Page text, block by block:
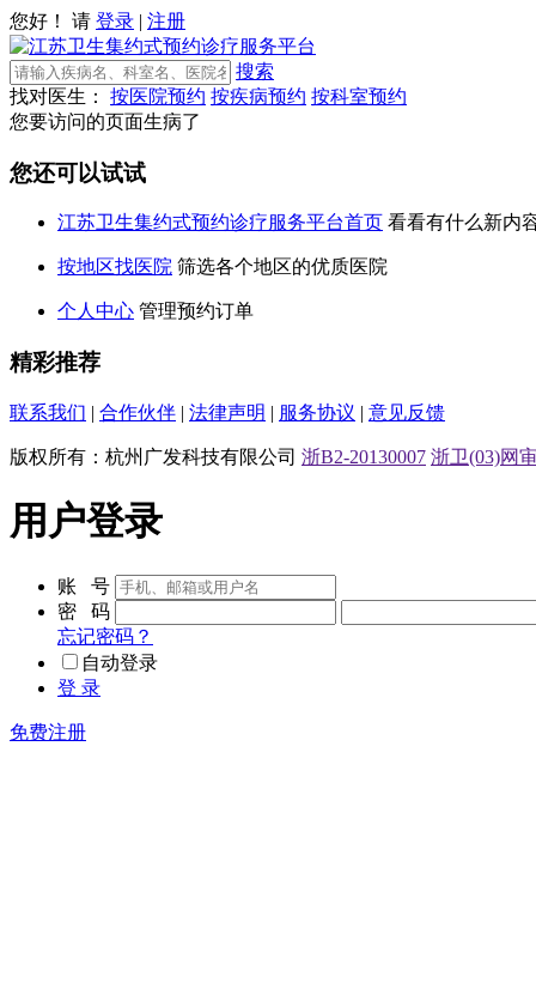
您好！ 请 登录 | 注册
搜索
找对医生：
按医院预约 按疾病预约 按科室预约
您要访问的页面生病了
您还可以试试
江苏卫生集约式预约诊疗服务平台首页 看看有什么新内
按地区找医院 筛选各个地区的优质医院
个人中心 管理预约订单
精彩推荐
联系我们 | 合作伙伴 | 法律声明 | 服务协议 | 意见反馈
版权所有：杭州广发科技有限公司 浙B2-20130007 浙卫(03)网
用户登录
账 号
密 码
忘记密码？
自动登录
登 录
免费注册